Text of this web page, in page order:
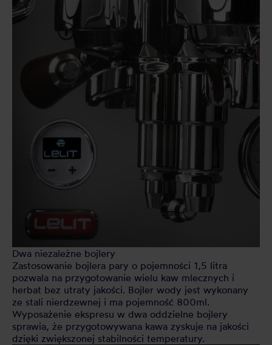
Dwa niezależne bojlery
Zastosowanie bojlera pary o pojemności 1,5 litra
pozwala na przygotowanie wielu kaw mlecznych i
herbat bez utraty jakości. Bojler wody jest wykonany
ze stali nierdzewnej i ma pojemność 800ml.
Wyposażenie ekspresu w dwa oddzielne bojlery
sprawia, że przygotowywana kawa zyskuje na jakości
dzięki zwiększonej stabilności temperatury.